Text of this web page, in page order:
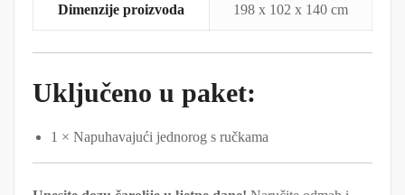
Dimenzije proizvoda 198 x 102 x 140 cm
Uključeno u paket:
1 × Napuhavajući jednorog s ručkama